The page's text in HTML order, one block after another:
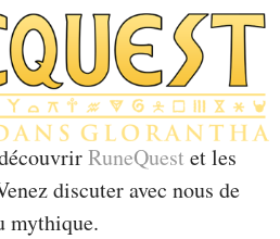
RuneQuest et les
discuter avec nous de
mythique.